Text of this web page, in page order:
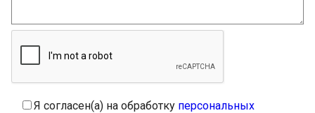
Я согласен(а) на обработку персональных